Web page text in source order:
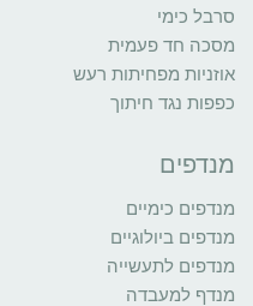
סרבל כימי
מסכה חד פעמית
אוזניות מפחיתות רעש
כפפות נגד חיתוך
מנדפים
מנדפים כימיים
מנדפים ביולוגיים
מנדפים לתעשייה
מנדף למעבדה